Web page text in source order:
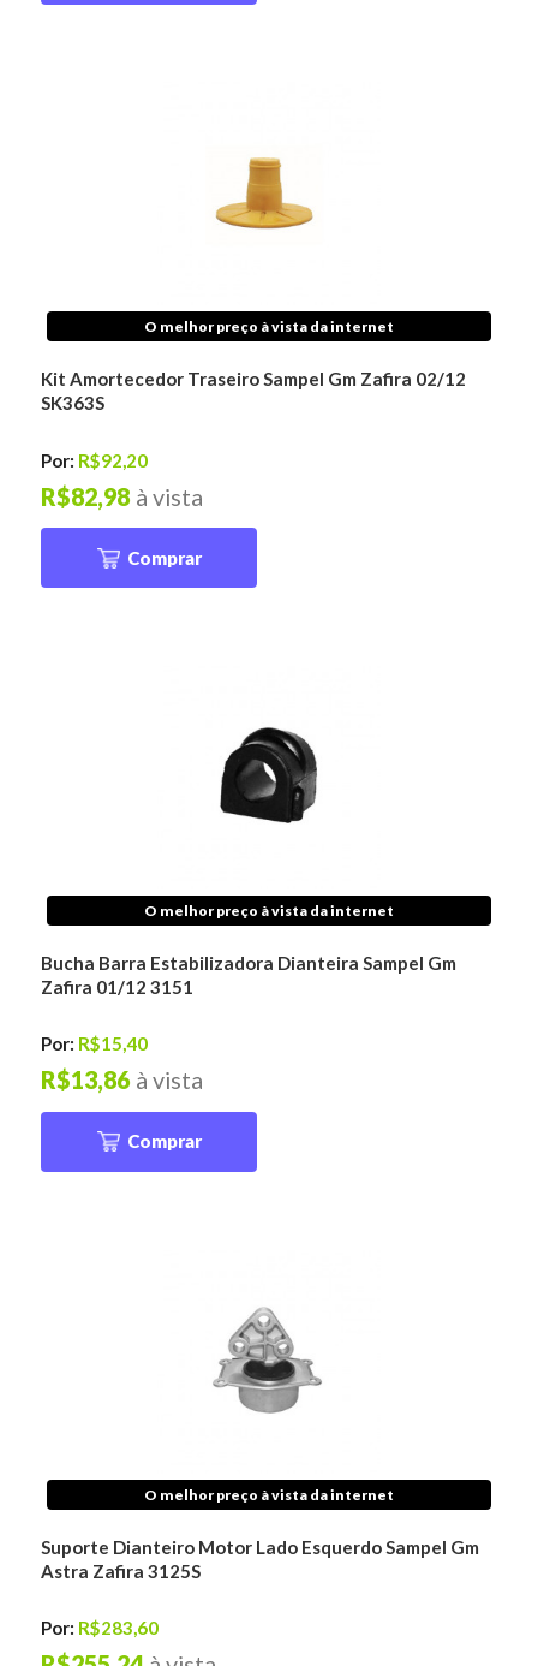
O melhor preço à vista da internet
Kit Amortecedor Traseiro Sampel Gm Zafira 02/12
SK363S
Por: R$92,20
à vista
R$82,98
Comprar
O melhor preço à vista da internet
Bucha Barra Estabilizadora Dianteira Sampel Gm
Zafira 01/12 3151
Por: R$15,40
à vista
R$13,86
Comprar
O melhor preço à vista da internet
Suporte Dianteiro Motor Lado Esquerdo Sampel Gm
Astra Zafira 3125S
Por: R$283,60